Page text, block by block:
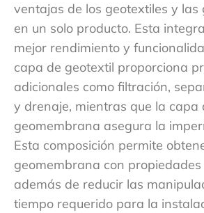
ventajas de los geotextiles y las
en un solo producto. Esta
mejor rendimiento y
capa de geotextil proporciona
adicionales como filtración,
y drenaje, mientras que la capa
geomembrana asegura la
Esta composición permite
geomembrana con propiedades
además de reducir las
tiempo requerido para la